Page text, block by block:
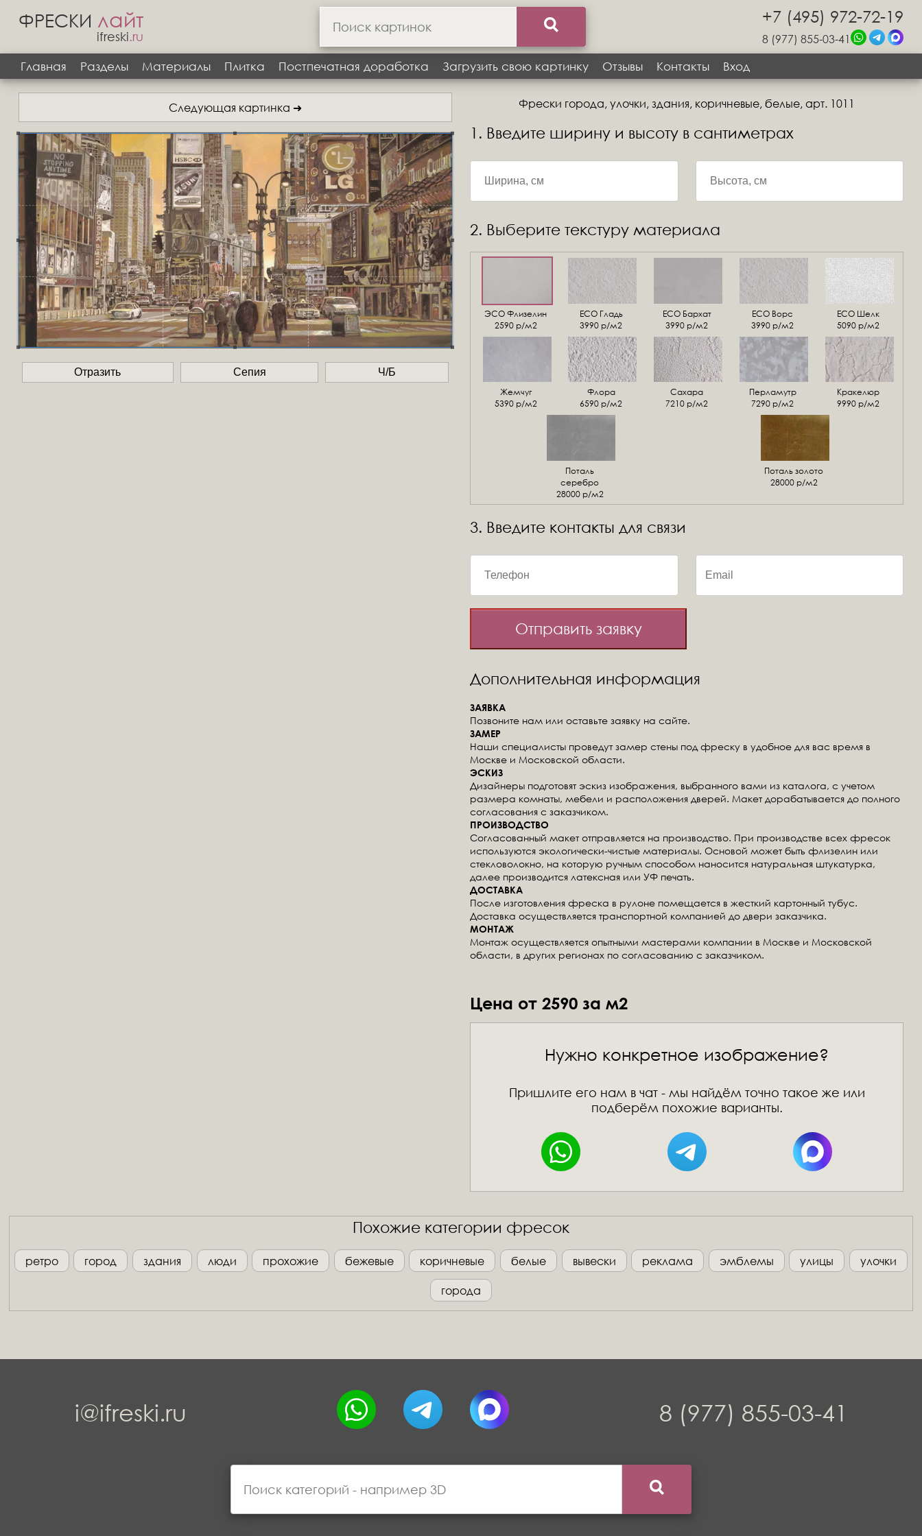
ФРЕСКИ лайт
ifreski.ru
+7 (495) 972-72-19
8 (977) 855-03-41
Главная
Разделы Материалы Плитка Постпечатная доработка Загрузить свою картинку Отзывы Контакты Вход
Следующая картинка ➜
Отразить Сепия Ч/Б
Фрески города, улочки, здания, коричневые, белые, арт. 1011
1. Введите ширину и высоту в сантиметрах
2. Выберите текстуру материала
ЭСО Флизелин
2590 р/м2
ЕСО Гладь
3990 р/м2
ECO Бархат
3990 р/м2
ЕСО Ворс
3990 р/м2
ЕСО Шелк
5090 р/м2
Жемчуг
5390 р/м2
Флора
6590 р/м2
Сахара
7210 р/м2
Перламутр
7290 р/м2
Кракелюр
9990 р/м2
Поталь
серебро
28000 р/м2
Поталь золото
28000 р/м2
3. Введите контакты для связи
Отправить заявку
Дополнительная информация
ЗАЯВКА
Позвоните нам или оставьте заявку на сайте.
ЗАМЕР
Наши специалисты проведут замер стены под фреску в удобное для вас время в
Москве и Московской области.
ЭСКИЗ
Дизайнеры подготовят эскиз изображения, выбранного вами из каталога, с учетом
размера комнаты, мебели и расположения дверей. Макет дорабатывается до полного
согласования с заказчиком.
ПРОИЗВОДСТВО
Согласованный макет отправляется на производство. При производстве всех фресок
используются экологически-чистые материалы. Основой может быть флизелин или
стекловолокно, на которую ручным способом наносится натуральная штукатурка,
далее производится латексная или УФ печать.
ДОСТАВКА
После изготовления фреска в рулоне помещается в жесткий картонный тубус.
Доставка осуществляется транспортной компанией до двери заказчика.
МОНТАЖ
Монтаж осуществляется опытными мастерами компании в Москве и Московской
области, в других регионах по согласованию с заказчиком.
Цена от 2590 за м2
Нужно конкретное изображение?
Пришлите его нам в чат - мы найдём точно такое же или
подберём похожие варианты.
Похожие категории фресок
ретро город здания люди прохожие бежевые коричневые белые вывески реклама эмблемы улицы улочки
города
i@ifreski.ru 8 (977) 855-03-41